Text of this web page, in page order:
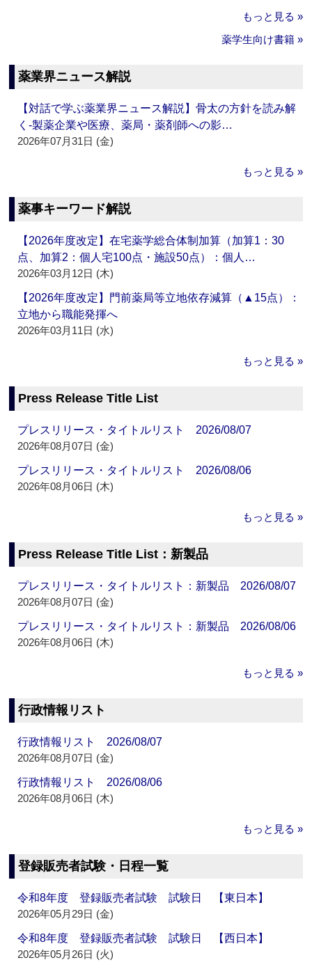
もっと見る »
薬学生向け書籍 »
薬業界ニュース解説
【対話で学ぶ薬業界ニュース解説】骨太の方針を読み解
く‐製薬企業や医療、薬局・薬剤師への影…
2026年07月31日 (金)
もっと見る »
薬事キーワード解説
【2026年度改定】在宅薬学総合体制加算（加算1：30
点、加算2：個人宅100点・施設50点）：個人…
2026年03月12日 (木)
【2026年度改定】門前薬局等立地依存減算（▲15点）：
立地から職能発揮へ
2026年03月11日 (水)
もっと見る »
Press Release Title List
プレスリリース・タイトルリスト 2026/08/07
2026年08月07日 (金)
プレスリリース・タイトルリスト 2026/08/06
2026年08月06日 (木)
もっと見る »
Press Release Title List：新製品
プレスリリース・タイトルリスト：新製品 2026/08/07
2026年08月07日 (金)
プレスリリース・タイトルリスト：新製品 2026/08/06
2026年08月06日 (木)
もっと見る »
行政情報リスト
行政情報リスト 2026/08/07
2026年08月07日 (金)
行政情報リスト 2026/08/06
2026年08月06日 (木)
もっと見る »
登録販売者試験・日程一覧
令和8年度 登録販売者試験 試験日 【東日本】
2026年05月29日 (金)
令和8年度 登録販売者試験 試験日 【西日本】
2026年05月26日 (火)